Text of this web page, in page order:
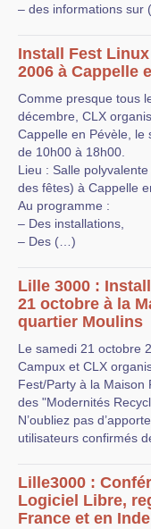
– des informations sur
Install Fest
2006 à Cappelle
Comme presque tous
décembre, CLX
Cappelle en Pévèle, le
de 10h00 à 18h00.
Lieu : Salle
des fêtes) à Cappelle
Au programme :
– Des installations,
– Des (…)
Lille 3000 :
21 octobre à la
quartier Moulins
Le samedi 21 octobre
Campux et CLX
Fest/Party à la Maison
des "Modernités
N’oubliez pas
utilisateurs confirmés
Lille3000 :
Logiciel Libre,
France et en